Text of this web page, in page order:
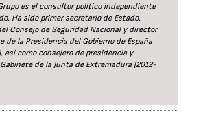
es el consultor político independiente
Ha sido primer secretario de Estado,
Consejo de Seguridad Nacional y director
de la Presidencia del Gobierno de España
así como consejero de presidencia y
de la Junta de Extremadura (2012-